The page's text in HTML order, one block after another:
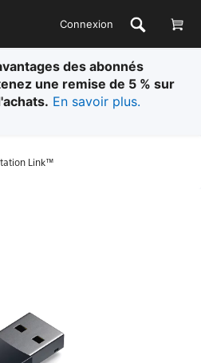
Connexion
des abonnés
une remise de 5 % sur
En savoir plus.
Link™